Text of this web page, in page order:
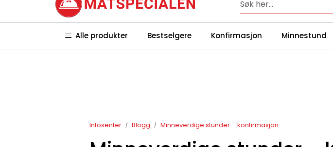
Skip to main content
Bred og variert meny for
betingelser
Alle produkter Bestselgere Konfirmasjon Minnestund
Infosenter Blogg Minneverdige stunder – konfirmasjon